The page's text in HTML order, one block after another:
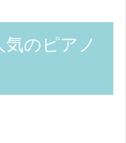
のピアノ